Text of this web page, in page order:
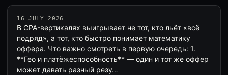
16 JULY 2026
В CPA-вертикалях выигрывает не тот, кто льёт «всё
подряд», а тот, кто быстро понимает математику
оффера. Что важно смотреть в первую очередь: 1.
**Гео и платёжеспособность** — один и тот же оффер
может давать разный резу…